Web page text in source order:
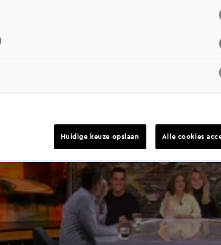
Huidige keuze opslaan Alle cookies